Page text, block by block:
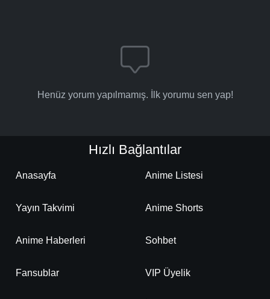
Henüz yorum yapılmamış. İlk yorumu sen yap!
Hızlı Bağlantılar
Anasayfa Anime Listesi
Yayın Takvimi Anime Shorts
Anime Haberleri Sohbet
Fansublar VIP Üyelik